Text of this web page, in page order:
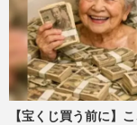
【宝くじ買う前に】